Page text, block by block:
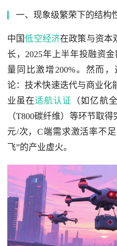
一、现象级繁荣下的结构
中国低空经济在政策与资本
长，2025年上半年投融资
量同比激增200%。然而
论：技术快速迭代与商业化
业虽在适航认证
（如亿航
（T800碳纤维）等环节取
元/次，C端需求激活率不
飞”的产业虚火。